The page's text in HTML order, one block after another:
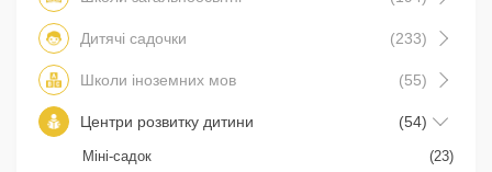
Дитячі садочки (233)
Школи іноземних мов (55)
Центри розвитку дитини (54)
Міні-садок
(23)